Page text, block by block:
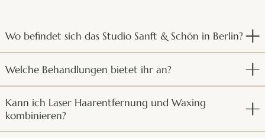
Wo befindet sich das Studio Sanft & Schön in Berlin?
Welche Behandlungen bietet ihr an?
Kann ich Laser Haarentfernung und Waxing
kombinieren?